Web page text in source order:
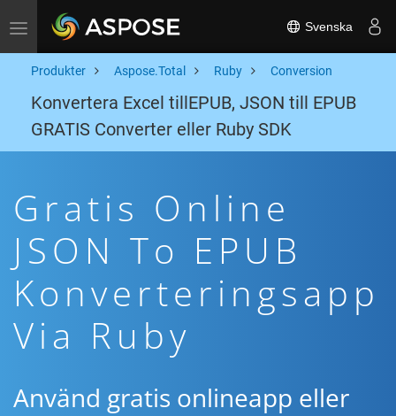
Toggle navigation Svenska
Produkter Aspose.Total Ruby Conversion
Konvertera Excel tillEPUB, JSON till EPUB
GRATIS Converter eller Ruby SDK
Gratis Online
JSON To EPUB
Konverteringsapp
Via Ruby
Använd gratis onlineapp eller